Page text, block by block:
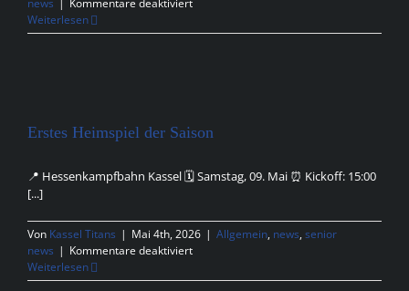
news | Kommentare deaktiviert
Flag
Weiterlesen
Erstes Heimspiel der Saison
📍 Hessenkampfbahn Kassel 🗓️ Samstag, 09. Mai ⏰ Kickoff: 15:00
[...]
Von Kassel Titans | Mai 4th, 2026 | Allgemein, news, senior
news | Kommentare deaktiviertfür
Heimspiel
Weiterlesen